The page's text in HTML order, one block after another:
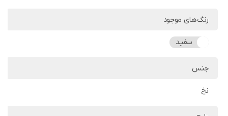
رنگ‌های موجود
سفید
جنس
نخ